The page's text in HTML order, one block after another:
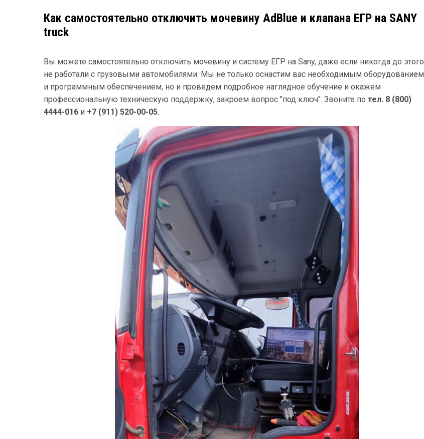
Как самостоятельно отключить мочевину AdBlue и клапана ЕГР на SANY
truck
Вы можете самостоятельно отключить мочевину и систему ЕГР на Sany, даже если никогда до этого
не работали с грузовыми автомобилями. Мы не только оснастим вас необходимым оборудованием
и программным обеспечением, но и проведем подробное наглядное обучение и окажем
профессиональную техническую поддержку, закроем вопрос "под ключ". Звоните по тел. 8 (800)
4444-016 и +7 (911) 520-00-05.